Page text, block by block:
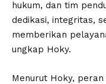
hukum, dan tim
dedikasi, integritas,
memberikan
ungkap Hoky.
Menurut Hoky,